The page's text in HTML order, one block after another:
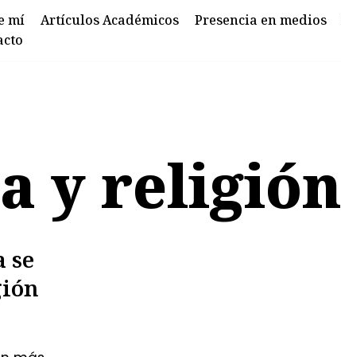
mí Artículos Académicos Presencia en medios
y religión
se